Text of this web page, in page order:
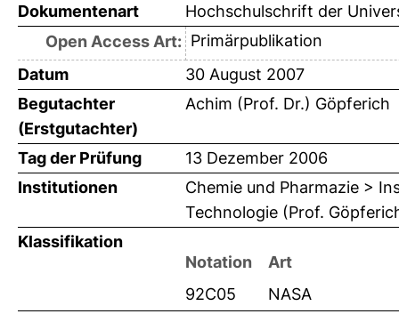
Dokumentenart
Hochschulschrift der
Open Access Art: Primärpublikation
Datum
30 August 2007
Begutachter
(Erstgutachter)
Achim (Prof. Dr.) Göpferich
Tag der Prüfung
13 Dezember 2006
Institutionen
Chemie und Pharmazie >
Technologie (Prof.
Klassifikation
Notation
Art
92C05
NASA